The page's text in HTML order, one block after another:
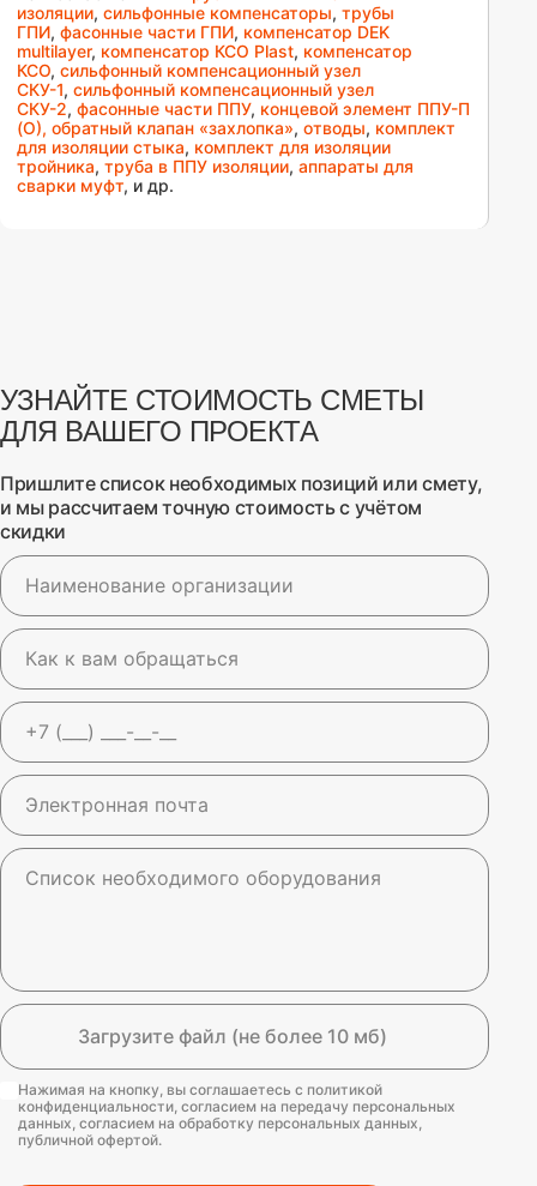
изоляции, сильфонные компенсаторы, трубы
ГПИ, фасонные части ГПИ, компенсатор DEK
multilayer, компенсатор КСО Plast, компенсатор
КСО, сильфонный компенсационный узел
СКУ-1, сильфонный компенсационный узел
СКУ-2, фасонные части ППУ, концевой элемент ППУ-П
(О), обратный клапан «захлопка», отводы, комплект
для изоляции стыка, комплект для изоляции
тройника, труба в ППУ изоляции, аппараты для
сварки муфт, и др.
УЗНАЙТЕ СТОИМОСТЬ СМЕТЫ
ДЛЯ ВАШЕГО ПРОЕКТА
Пришлите список необходимых позиций или смету,
и мы рассчитаем точную стоимость с учётом
скидки
Загрузите файл (не более 10 мб)
Нажимая на кнопку, вы соглашаетесь с политикой
конфиденциальности, согласием на передачу персональных
данных, согласием на обработку персональных данных,
публичной офертой.